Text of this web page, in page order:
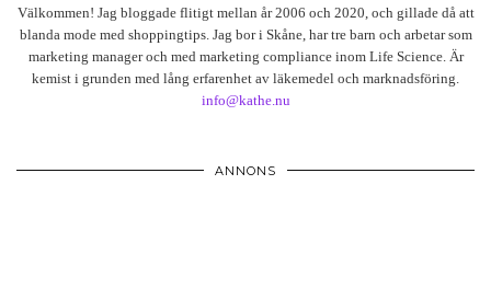
Välkommen! Jag bloggade flitigt mellan år 2006 och 2020, och gillade då att
blanda mode med shoppingtips. Jag bor i Skåne, har tre barn och arbetar som
marketing manager och med marketing compliance inom Life Science. Är
kemist i grunden med lång erfarenhet av läkemedel och marknadsföring.
info@kathe.nu
ANNONS